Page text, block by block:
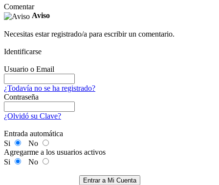
Comentar
Aviso
Necesitas estar registrado/a para escribir un comentario.
Identificarse
Usuario o Email
¿Todavía no se ha registrado?
Contraseña
¿Olvidó su Clave?
Entrada automática
Si
No
Agregarme a los usuarios activos
Si
No
Entrar a Mi Cuenta